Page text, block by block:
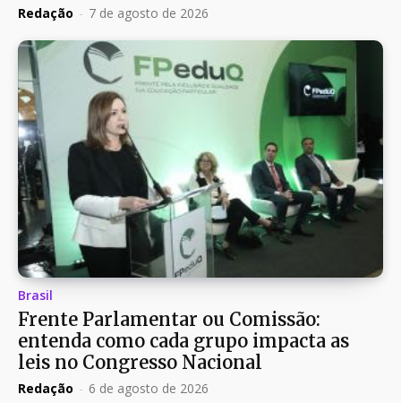
Redação - 7 de agosto de 2026
Brasil
Frente Parlamentar ou Comissão:
entenda como cada grupo impacta as
leis no Congresso Nacional
Redação - 6 de agosto de 2026